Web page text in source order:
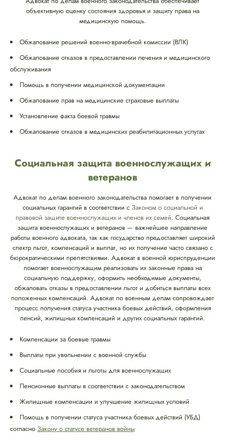
объективную оценку состояния здоровья и защиту права на
медицинскую помощь.
Обжалование решений военно-врачебной комиссии (ВЛК)
Обжалование отказов в предоставлении лечения и медицинского
обслуживания
Помощь в получении медицинской документации
Обжалование прав на медицинские страховые выплаты
Установление факта боевой травмы
Обжалование отказов в медицинских реабилитационных услугах
Социальная защита военнослужащих и
ветеранов
Адвокат по делам военного законодательства помогает в получении
социальных гарантий в соответствии с Законом о социальной и
правовой защите военнослужащих и членов их семей. Социальная
защита военнослужащих и ветеранов — важнейшее направление
работы военного адвоката, так как государство предоставляет широкий
спектр льгот, компенсаций и выплат, но их получение часто связано с
бюрократическими препятствиями. Адвокат в военной юриспруденции
помогает военнослужащим реализовать их законные права на
социальную поддержку, оформить необходимые документы,
обжаловать отказы в предоставлении льгот и добиться выплаты всех
положенных компенсаций. Адвокат по военным делам сопровождает
процесс получения статуса участника боевых действий, оформления
пенсий, жилищных компенсаций и других социальных гарантий.
Компенсации за боевые травмы
Выплаты при увольнении с военной службы
Социальные пособия и льготы для военнослужащих
Пенсионные выплаты в соответствии с законодательством
Жилищные компенсации и улучшение жилищных условий
Помощь в получении статуса участника боевых действий (УБД)
согласно Закону о статусе ветеранов войны